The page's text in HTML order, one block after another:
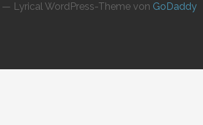
Lyrical WordPress-Theme von GoDaddy